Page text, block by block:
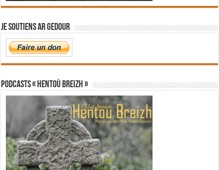
Je soutiens Ar Gedour
PODCASTS « Hentoù Breizh »